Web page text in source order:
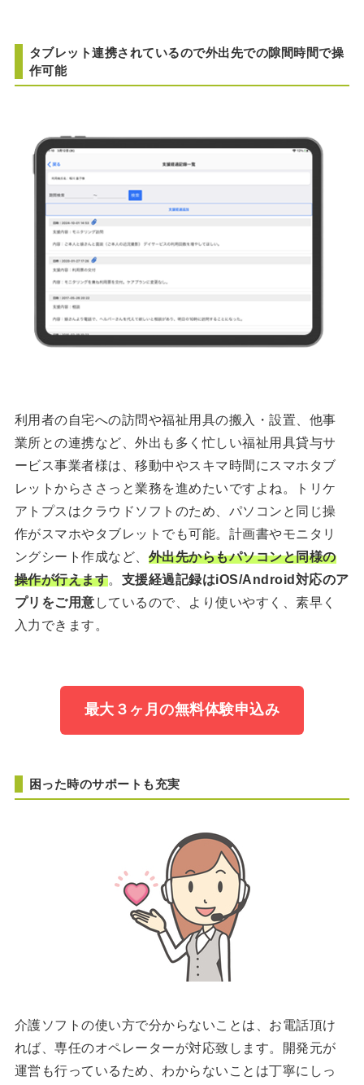
タブレット連携されているので外出先での隙間時間で操
作可能
利用者の自宅への訪問や福祉用具の搬入・設置、他事
業所との連携など、外出も多く忙しい福祉用具貸与サ
ービス事業者様は、移動中やスキマ時間にスマホタブ
レットからささっと業務を進めたいですよね。トリケ
アトプスはクラウドソフトのため、パソコンと同じ操
作がスマホやタブレットでも可能。計画書やモニタリ
ングシート作成など、 外出先からもパソコンと同様の
操作が行えます。 支援経過記録はiOS/Android対応のア
プリをご用意 しているので、より使いやすく、素早く
入力できます。
最大３ヶ月の無料体験申込み
困った時のサポートも充実
介護ソフトの使い方で分からないことは、お電話頂け
れば、専任のオペレーターが対応致します。開発元が
運営も行っているため、わからないことは丁寧にしっ